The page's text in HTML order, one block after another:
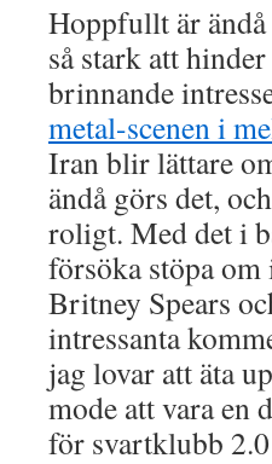
Hoppfullt är
så stark att
brinnande
metal-scenen i
Iran blir lättare
ändå görs det,
roligt. Med det i
försöka stöpa
Britney Spears
intressanta
jag lovar att äta
mode att vara en
för svartklubb